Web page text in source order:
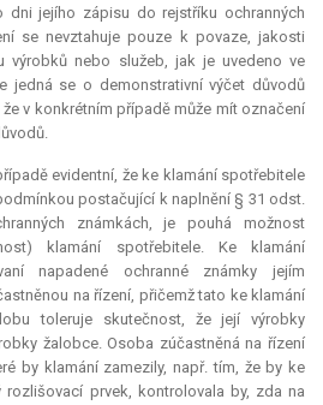
dni jejího zápisu do rejstříku ochranných
se nevztahuje pouze k povaze, jakosti
výrobků nebo služeb, jak je uvedeno ve
jedná se o demonstrativní výčet důvodů
v konkrétním případě může mít označení
evidentní, že ke klamání spotřebitele
postačující k naplnění § 31 odst.
známkách, je pouhá možnost
klamání spotřebitele. Ke klamání
napadené ochranné známky jejím
na řízení, přičemž tato ke klamání
toleruje skutečnost, že její výrobky
žalobce. Osoba zúčastněná na řízení
by klamání zamezily, např. tím, že by ke
rozlišovací prvek, kontrolovala by, zda na